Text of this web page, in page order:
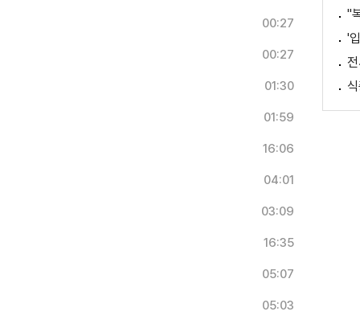
00:27
00:27
01:30
01:59
16:06
04:01
03:09
16:35
05:07
05:03